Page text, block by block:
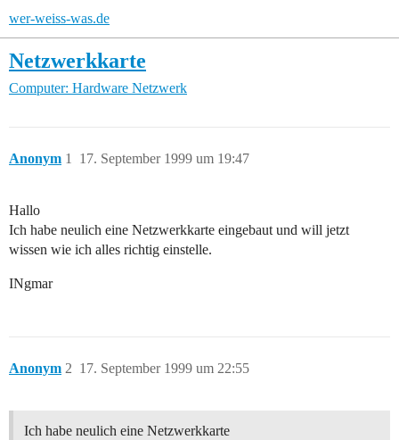
wer-weiss-was.de
Netzwerkkarte
Computer: Hardware Netzwerk
Anonym 17. September 1999 um 19:47
1
Hallo
Ich habe neulich eine Netzwerkkarte eingebaut und will jetzt
wissen wie ich alles richtig einstelle.
INgmar
Anonym 17. September 1999 um 22:55
2
Ich habe neulich eine Netzwerkkarte